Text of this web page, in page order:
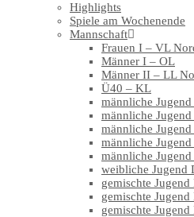
Highlights
Spiele am Wochenende
Mannschaft
Frauen I – VL
Männer I – OL
Männer II – LL
Ü40 – KL
männliche
männliche
männliche
männliche
männliche
weibliche Jugend
gemischte
gemischte
gemischte Jugend